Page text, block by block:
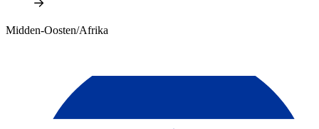
Midden-Oosten/Afrika​​